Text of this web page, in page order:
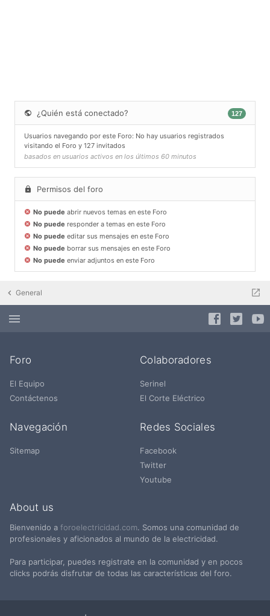
¿Quién está conectado? 127
Usuarios navegando por este Foro: No hay usuarios registrados
visitando el Foro y 127 invitados
basados en usuarios activos en los últimos 60 minutos
Permisos del foro
No puede abrir nuevos temas en este Foro
No puede responder a temas en este Foro
No puede editar sus mensajes en este Foro
No puede borrar sus mensajes en este Foro
No puede enviar adjuntos en este Foro
General
Foro
El Equipo
Contáctenos
Colaboradores
Serinel
El Corte Eléctrico
Navegación
Sitemap
Redes Sociales
Facebook
Twitter
Youtube
About us
Bienvenido a foroelectricidad.com. Somos una comunidad de
profesionales y aficionados al mundo de la electricidad.
Para participar, puedes registrate en la comunidad y en pocos
clicks podrás disfrutar de todas las características del foro.